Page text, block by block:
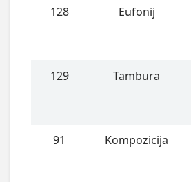
128 Eufonij
129 Tambura
91 Kompozicija